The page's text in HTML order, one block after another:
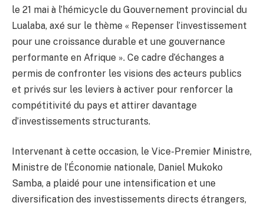
le 21 mai à l’hémicycle du Gouvernement provincial du
Lualaba, axé sur le thème « Repenser l’investissement
pour une croissance durable et une gouvernance
performante en Afrique ». Ce cadre d’échanges a
permis de confronter les visions des acteurs publics
et privés sur les leviers à activer pour renforcer la
compétitivité du pays et attirer davantage
d’investissements structurants.
Intervenant à cette occasion, le Vice-Premier Ministre,
Ministre de l’Économie nationale, Daniel Mukoko
Samba, a plaidé pour une intensification et une
diversification des investissements directs étrangers,